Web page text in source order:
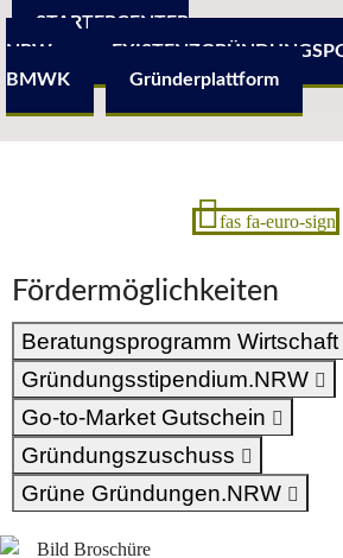
STARTERCENTER
NRW
BMWK
Gründerplattform
fas fa-euro-sign
Fördermöglichkeiten
Beratungsprogramm Wirtschaft
Gründungsstipendium.NRW
Go-to-Market Gutschein
Gründungszuschuss
Grüne Gründungen.NRW